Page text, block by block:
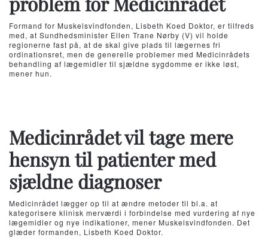
Formand for Muskelsvindfonden, Lisbeth Koed Doktor, er tilfreds
med, at Sundhedsminister Ellen Trane Nørby (V) vil holde
regionerne fast på, at de skal give plads til lægernes fri
ordinationsret, men de generelle problemer med Medicinrådets
behandling af lægemidler til sjældne sygdomme er ikke løst,
mener hun.
Medicinrådet vil tage mere
hensyn til patienter med
sjældne diagnoser
Medicinrådet lægger op til at ændre metoder til bl.a. at
kategorisere klinisk merværdi i forbindelse med vurdering af nye
lægemidler og nye indikationer, mener Muskelsvindfonden. Det
glæder formanden, Lisbeth Koed Doktor.